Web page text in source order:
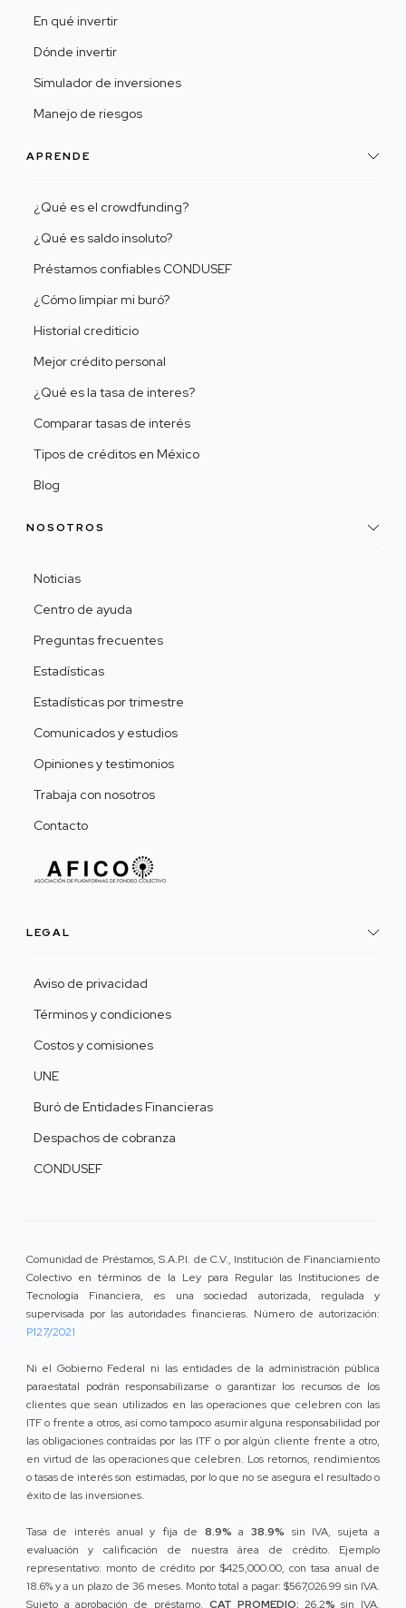
En qué invertir
Dónde invertir
Simulador de inversiones
Manejo de riesgos
APRENDE
¿Qué es el crowdfunding?
¿Qué es saldo insoluto?
Préstamos confiables CONDUSEF
¿Cómo limpiar mi buró?
Historial crediticio
Mejor crédito personal
¿Qué es la tasa de interes?
Comparar tasas de interés
Tipos de créditos en México
Blog
NOSOTROS
Noticias
Centro de ayuda
Preguntas frecuentes
Estadísticas
Estadísticas por trimestre
Comunicados y estudios
Opiniones y testimonios
Trabaja con nosotros
Contacto
LEGAL
Aviso de privacidad
Términos y condiciones
Costos y comisiones
UNE
Buró de Entidades Financieras
Despachos de cobranza
CONDUSEF
Comunidad de Préstamos, S.A.P.I. de C.V., Institución de Financiamiento
Colectivo en términos de la Ley para Regular las Instituciones de
Tecnología Financiera, es una sociedad autorizada, regulada y
supervisada por las autoridades financieras. Número de autorización:
P127/2021
Ni el Gobierno Federal ni las entidades de la administración pública
paraestatal podrán responsabilizarse o garantizar los recursos de los
clientes que sean utilizados en las operaciones que celebren con las
ITF o frente a otros, así como tampoco asumir alguna responsabilidad por
las obligaciones contraídas por las ITF o por algún cliente frente a otro,
en virtud de las operaciones que celebren. Los retornos, rendimientos
o tasas de interés son estimadas, por lo que no se asegura el resultado o
éxito de las inversiones.
Tasa de interés anual y fija de 8.9% a 38.9% sin IVA, sujeta a
evaluación y calificación de nuestra área de crédito. Ejemplo
representativo: monto de crédito por $425,000.00, con tasa anual de
18.6% y a un plazo de 36 meses. Monto total a pagar: $567,026.99 sin IVA.
Sujeto a aprobación de préstamo. CAT PROMEDIO: 26.2% sin IVA.